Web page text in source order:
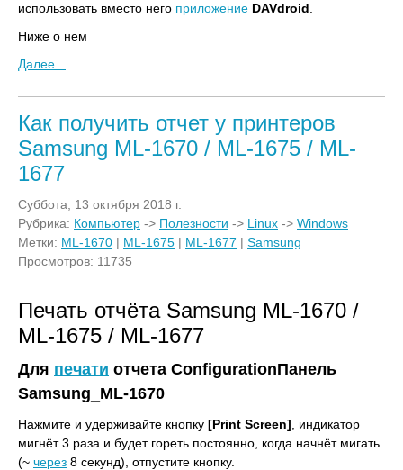
использовать вместо него приложение DAVdroid
Ниже о нем
Далее...
Как получить отчет у принтеров
Samsung ML-1670 / ML-1675 / ML-
1677
Суббота, 13 октября 2018 г.
Рубрика: Компьютер -> Полезности -> Linux -> Windows
Метки: ML-1670 | ML-1675 | ML-1677 | Samsung
Просмотров: 11735
Печать отчёта Samsung ML-1670 /
ML-1675 / ML-1677
Для печати отчета СonfigurationПанель
Samsung_ML-1670
Нажмите и удерживайте кнопку [Print Screen] , индикатор
мигнёт 3 раза и будет гореть постоянно, когда начнёт мигать
(~ через 8 секунд), отпустите кнопку.